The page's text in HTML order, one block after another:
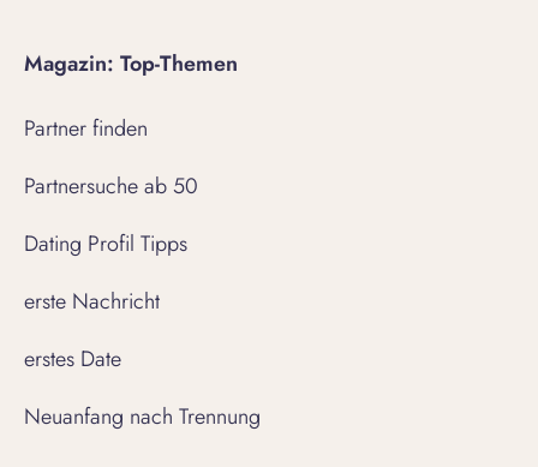
Magazin: Top-Themen
Partner finden
Partnersuche ab 50
Dating Profil Tipps
erste Nachricht
erstes Date
Neuanfang nach Trennung